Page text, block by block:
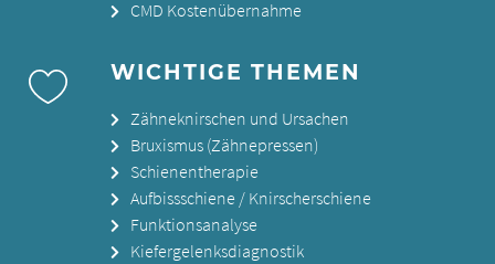
CMD Kostenübernahme
WICHTIGE THEMEN
Zähneknirschen und Ursachen
Bruxismus (Zähnepressen)
Schienentherapie
Aufbissschiene / Knirscherschiene
Funktionsanalyse
Kiefergelenksdiagnostik